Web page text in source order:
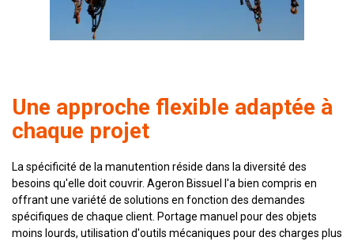
Une approche flexible adaptée à
chaque projet
La spécificité de la manutention réside dans la diversité des
besoins qu'elle doit couvrir. Ageron Bissuel l'a bien compris en
offrant une variété de solutions en fonction des demandes
spécifiques de chaque client. Portage manuel pour des objets
moins lourds, utilisation d'outils mécaniques pour des charges plus